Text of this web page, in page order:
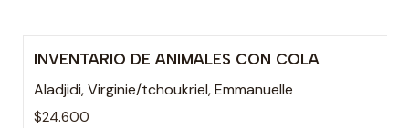
INVENTARIO DE ANIMALES CON COLA
Aladjidi, Virginie/tchoukriel, Emmanuelle
$24.600